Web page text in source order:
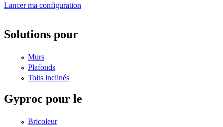
Lancer ma configuration
Solutions pour
Murs
Plafonds
Toits inclinés
Gyproc pour le
Bricoleur